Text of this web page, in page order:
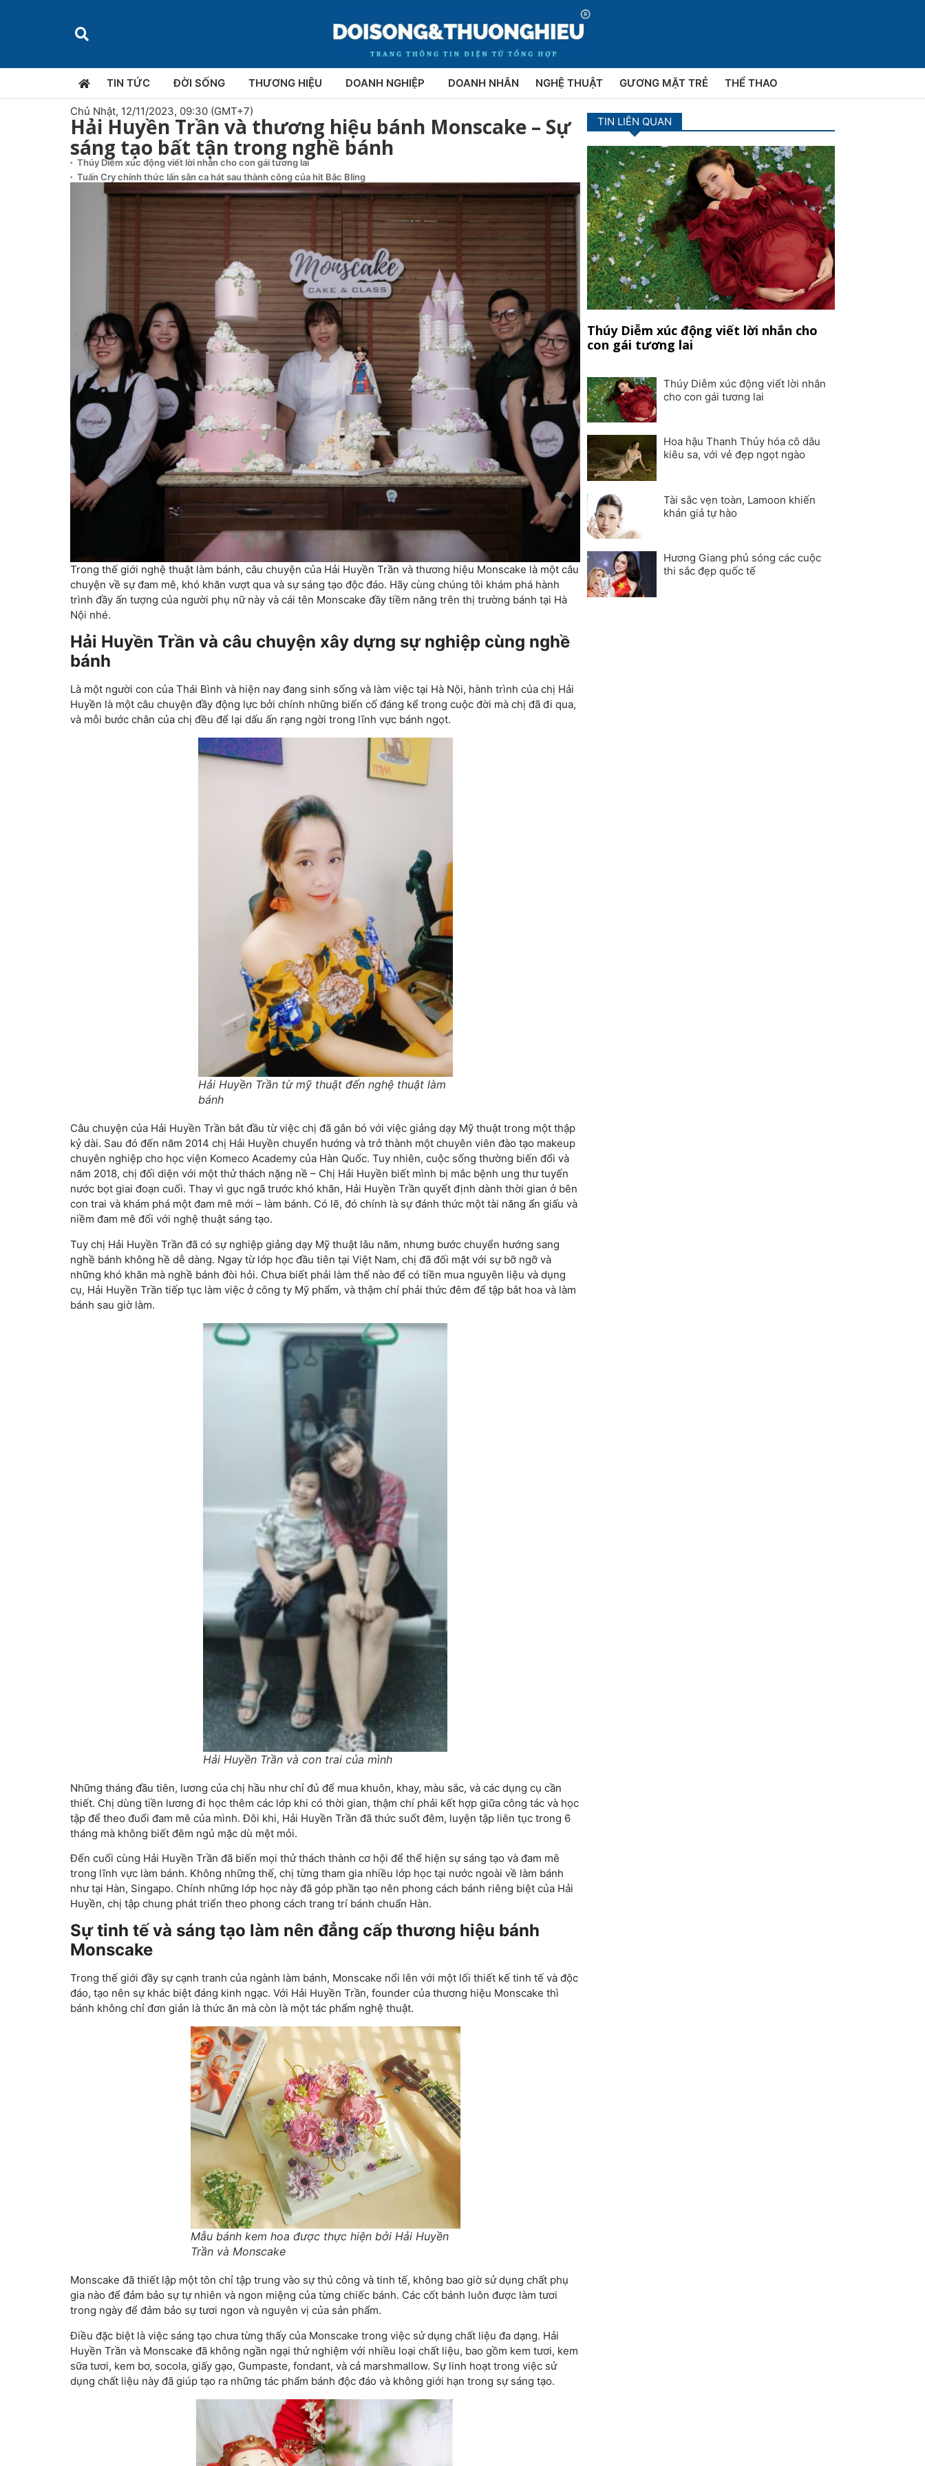
TIN TỨC ĐỜI SỐNG THƯƠNG HIỆU DOANH NGHIỆP DOANH NHÂN NGHỆ THUẬT GƯƠNG MẶT TRẺ THỂ THAO
Chủ Nhật, 12/11/2023, 09:30 (GMT+7)
Hải Huyền Trần và thương hiệu bánh Monscake – Sự
sáng tạo bất tận trong nghề bánh
Thúy Diễm xúc động viết lời nhắn cho con gái tương lai
Tuấn Cry chính thức lấn sân ca hát sau thành công của hit Bắc Bling
Trong thế giới nghệ thuật làm bánh, câu chuyện của Hải Huyền Trần và thương hiệu Monscake là một câu
chuyện về sự đam mê, khó khăn vượt qua và sự sáng tạo độc đáo. Hãy cùng chúng tôi khám phá hành
trình đầy ấn tượng của người phụ nữ này và cái tên Monscake đầy tiềm năng trên thị trường bánh tại Hà
Nội nhé.
Hải Huyền Trần và câu chuyện xây dựng sự nghiệp cùng nghề
bánh
Là một người con của Thái Bình và hiện nay đang sinh sống và làm việc tại Hà Nội, hành trình của chị Hải
Huyền là một câu chuyện đầy động lực bởi chính những biến cố đáng kể trong cuộc đời mà chị đã đi qua,
và mỗi bước chân của chị đều để lại dấu ấn rạng ngời trong lĩnh vực bánh ngọt.
Hải Huyền Trần từ mỹ thuật đến nghệ thuật làm
bánh
Câu chuyện của Hải Huyền Trần bắt đầu từ việc chị đã gắn bó với việc giảng dạy Mỹ thuật trong một thập
kỷ dài. Sau đó đến năm 2014 chị Hải Huyền chuyển hướng và trở thành một chuyên viên đào tạo makeup
chuyên nghiệp cho học viện Komeco Academy của Hàn Quốc. Tuy nhiên, cuộc sống thường biến đổi và
năm 2018, chị đối diện với một thử thách nặng nề – Chị Hải Huyền biết mình bị mắc bệnh ung thư tuyến
nước bọt giai đoạn cuối. Thay vì gục ngã trước khó khăn, Hải Huyền Trần quyết định dành thời gian ở bên
con trai và khám phá một đam mê mới – làm bánh. Có lẽ, đó chính là sự đánh thức một tài năng ẩn giấu và
niềm đam mê đối với nghệ thuật sáng tạo.
Tuy chị Hải Huyền Trần đã có sự nghiệp giảng dạy Mỹ thuật lâu năm, nhưng bước chuyển hướng sang
nghề bánh không hề dễ dàng. Ngay từ lớp học đầu tiên tại Việt Nam, chị đã đối mặt với sự bỡ ngỡ và
những khó khăn mà nghề bánh đòi hỏi. Chưa biết phải làm thế nào để có tiền mua nguyên liệu và dụng
cụ, Hải Huyền Trần tiếp tục làm việc ở công ty Mỹ phẩm, và thậm chí phải thức đêm để tập bắt hoa và làm
bánh sau giờ làm.
Hải Huyền Trần và con trai của mình
Những tháng đầu tiên, lương của chị hầu như chỉ đủ để mua khuôn, khay, màu sắc, và các dụng cụ cần
thiết. Chị dùng tiền lương đi học thêm các lớp khi có thời gian, thậm chí phải kết hợp giữa công tác và học
tập để theo đuổi đam mê của mình. Đôi khi, Hải Huyền Trần đã thức suốt đêm, luyện tập liên tục trong 6
tháng mà không biết đêm ngủ mặc dù mệt mỏi.
Đến cuối cùng Hải Huyền Trần đã biến mọi thử thách thành cơ hội để thể hiện sự sáng tạo và đam mê
trong lĩnh vực làm bánh. Không những thế, chị từng tham gia nhiều lớp học tại nước ngoài về làm bánh
như tại Hàn, Singapo. Chính những lớp học này đã góp phần tạo nên phong cách bánh riêng biệt của Hải
Huyền, chị tập chung phát triển theo phong cách trang trí bánh chuẩn Hàn.
Sự tinh tế và sáng tạo làm nên đẳng cấp thương hiệu bánh
Monscake
Trong thế giới đầy sự cạnh tranh của ngành làm bánh, Monscake nổi lên với một lối thiết kế tinh tế và độc
đáo, tạo nên sự khác biệt đáng kinh ngạc. Với Hải Huyền Trần, founder của thương hiệu Monscake thì
bánh không chỉ đơn giản là thức ăn mà còn là một tác phẩm nghệ thuật.
Mẫu bánh kem hoa được thực hiện bởi Hải Huyền
Trần và Monscake
Monscake đã thiết lập một tôn chỉ tập trung vào sự thủ công và tinh tế, không bao giờ sử dụng chất phụ
gia nào để đảm bảo sự tự nhiên và ngon miệng của từng chiếc bánh. Các cốt bánh luôn được làm tươi
trong ngày để đảm bảo sự tươi ngon và nguyên vị của sản phẩm.
Điều đặc biệt là việc sáng tạo chưa từng thấy của Monscake trong việc sử dụng chất liệu đa dạng. Hải
Huyền Trần và Monscake đã không ngần ngại thử nghiệm với nhiều loại chất liệu, bao gồm kem tươi, kem
sữa tươi, kem bơ, socola, giấy gạo, Gumpaste, fondant, và cả marshmallow. Sự linh hoạt trong việc sử
dụng chất liệu này đã giúp tạo ra những tác phẩm bánh độc đáo và không giới hạn trong sự sáng tạo.
TIN LIÊN QUAN
Thúy Diễm xúc động viết lời nhắn cho
con gái tương lai
Thúy Diễm xúc động viết lời nhắn
cho con gái tương lai
Hoa hậu Thanh Thủy hóa cô dâu
kiêu sa, với vẻ đẹp ngọt ngào
Tài sắc vẹn toàn, Lamoon khiến
khán giả tự hào
Hương Giang phủ sóng các cuộc
thi sắc đẹp quốc tế